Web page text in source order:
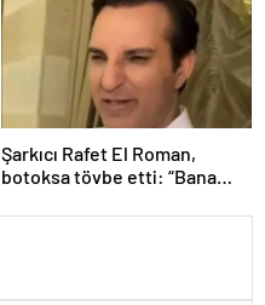
Şarkıcı Rafet El Roman,
botoksa tövbe etti: “Bana